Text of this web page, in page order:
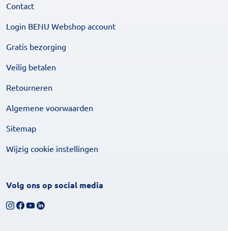
Contact
Login BENU Webshop account
Gratis bezorging
Veilig betalen
Retourneren
Algemene voorwaarden
Sitemap
Wijzig cookie instellingen
Volg ons op social media
Volg ons op Instagram
Volg ons op Facebook
Bekijk ons YouTube-kanaal
Volg ons op LinkedIn